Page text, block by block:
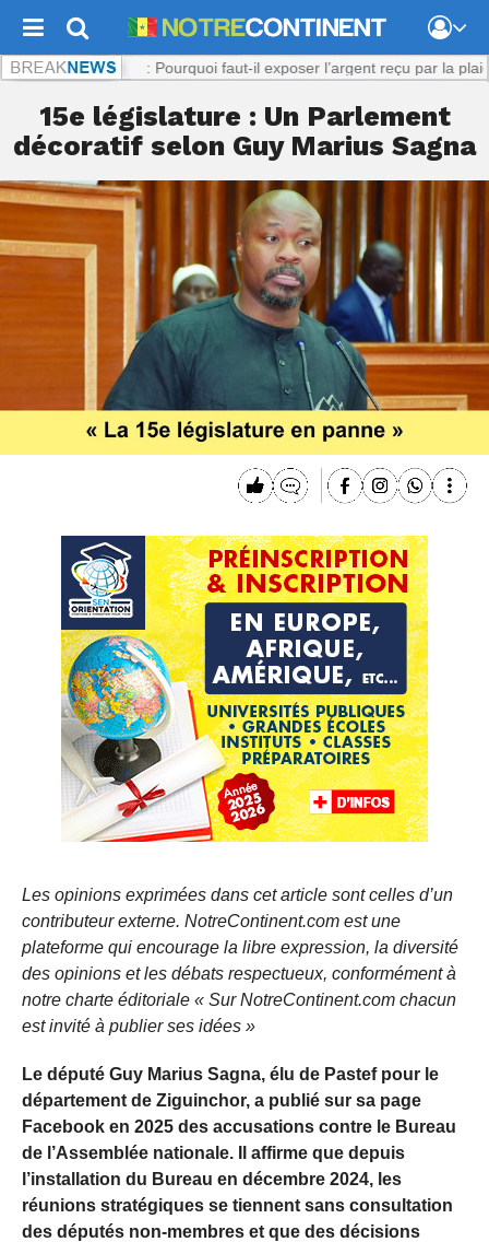
Viol présumé : Pourquoi faut-il exposer l’argent reçu par la plaignante
15e législature : Un Parlement
décoratif selon Guy Marius Sagna
Les opinions exprimées dans cet article sont celles d’un
contributeur externe. NotreContinent.com est une
plateforme qui encourage la libre expression, la diversité
des opinions et les débats respectueux, conformément à
notre charte éditoriale « Sur NotreContinent.com chacun
est invité à publier ses idées »
Le député Guy Marius Sagna, élu de Pastef pour le
département de Ziguinchor, a publié sur sa page
Facebook en 2025 des accusations contre le Bureau
de l’Assemblée nationale. Il affirme que depuis
l’installation du Bureau en décembre 2024, les
réunions stratégiques se tiennent sans consultation
des députés non-membres et que des décisions